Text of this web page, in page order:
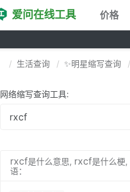
爱问在线工具 价格
生活查询 ✨明星缩写查询
网络缩写查询工具:
rxcf是什么意思, rxcf是什么梗,
语：